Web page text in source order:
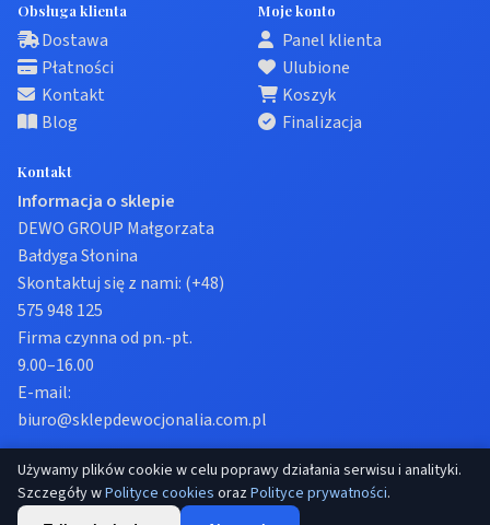
Obsługa klienta
Dostawa
Płatności
Kontakt
Blog
Moje konto
Panel klienta
Ulubione
Koszyk
Finalizacja
Kontakt
Informacja o sklepie
DEWO GROUP Małgorzata
Bałdyga Słonina
Skontaktuj się z nami: (+48)
575 948 125
Firma czynna od pn.-pt.
9.00–16.00
E-mail:
biuro@sklepdewocjonalia.com.pl
© 2026 Sklep dewocjonalia. Wszelkie prawa zastrzeżone.
Prywatność
Regulamin Ustawienia cookies
Używamy plików cookie w celu poprawy działania serwisu i analityki.
Szczegóły wPolityce cookies orazPolityce prywatności.